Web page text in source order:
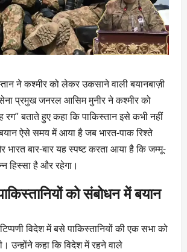
ने कश्मीर को लेकर उकसाने वाली बयानबाज़ी
प्रमुख जनरल आसिम मुनीर ने कश्मीर को
रग” बताते हुए कहा कि पाकिस्तान इसे कभी नहीं
ऐसे समय में आया है जब भारत-पाक रिश्ते
भारत बार-बार यह स्पष्ट करता आया है कि जम्मू-
हिस्सा है और रहेगा।
को संबोधन में बयान
विदेश में बसे पाकिस्तानियों की एक सभा को
उन्होंने कहा कि विदेश में रहने वाले